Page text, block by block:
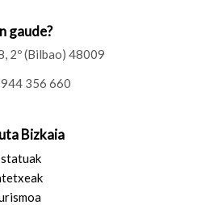
gaude?
2º (Bilbao) 48009
944 356 660
Bizkaia